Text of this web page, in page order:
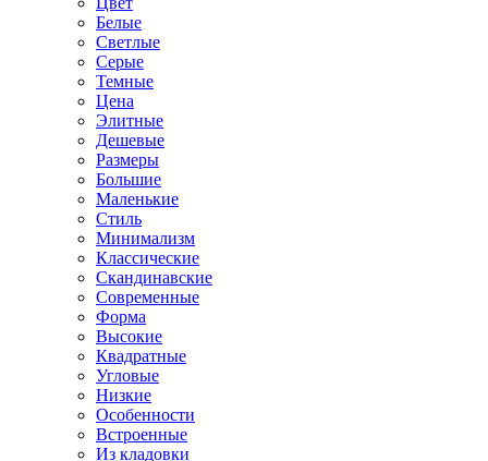
Белые
Светлые
Серые
Темные
Цена
Элитные
Дешевые
Размеры
Большие
Маленькие
Стиль
Минимализм
Классические
Скандинавские
Современные
Форма
Высокие
Квадратные
Угловые
Низкие
Особенности
Встроенные
Из кладовки